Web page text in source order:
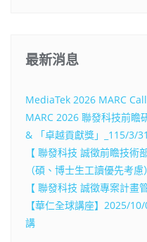
最新消息
MediaTek 2026 MARC
MARC 2026 聯發科技前瞻
& 「卓越貢獻獎」_115/3/
【 聯發科技 誠徵前瞻技
（碩、博士生工讀優先考慮）
【 聯發科技 誠徵專案計畫
【華仁全球講座】2025/
講